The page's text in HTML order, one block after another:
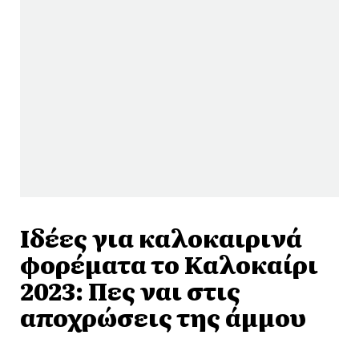
Ιδέες για καλοκαιρινά
φορέματα το Καλοκαίρι
2023: Πες ναι στις
αποχρώσεις της άμμου